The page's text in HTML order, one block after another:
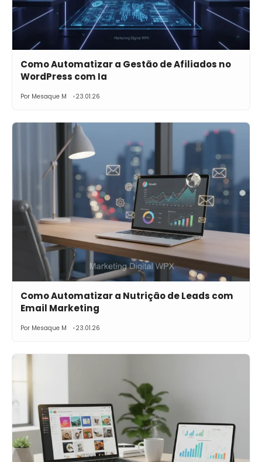
Como Automatizar a Gestão de Afiliados no
WordPress com Ia
Por Mesaque M 23.01.26
Como Automatizar a Nutrição de Leads com
Email Marketing
Por Mesaque M 23.01.26